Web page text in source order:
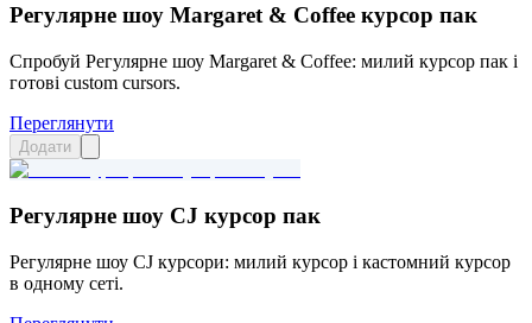
Регулярне шоу Margaret & Coffee курсор пак
Спробуй Регулярне шоу Margaret & Coffee: милий курсор пак і
готові custom cursors.
Переглянути
Додати
Регулярне шоу CJ курсор пак
Регулярне шоу CJ курсори: милий курсор і кастомний курсор
в одному сеті.